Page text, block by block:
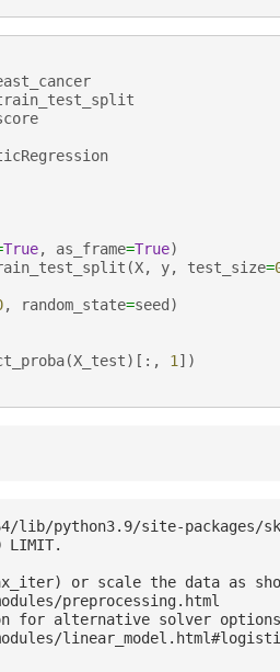
True, as_frame=True)
(X, y, test_size=
, random_state=seed )
(X_test)[:, 1])
lib/python3.9/site-
LIMIT.
or scale the data as
preprocessing.html
for alternative solver